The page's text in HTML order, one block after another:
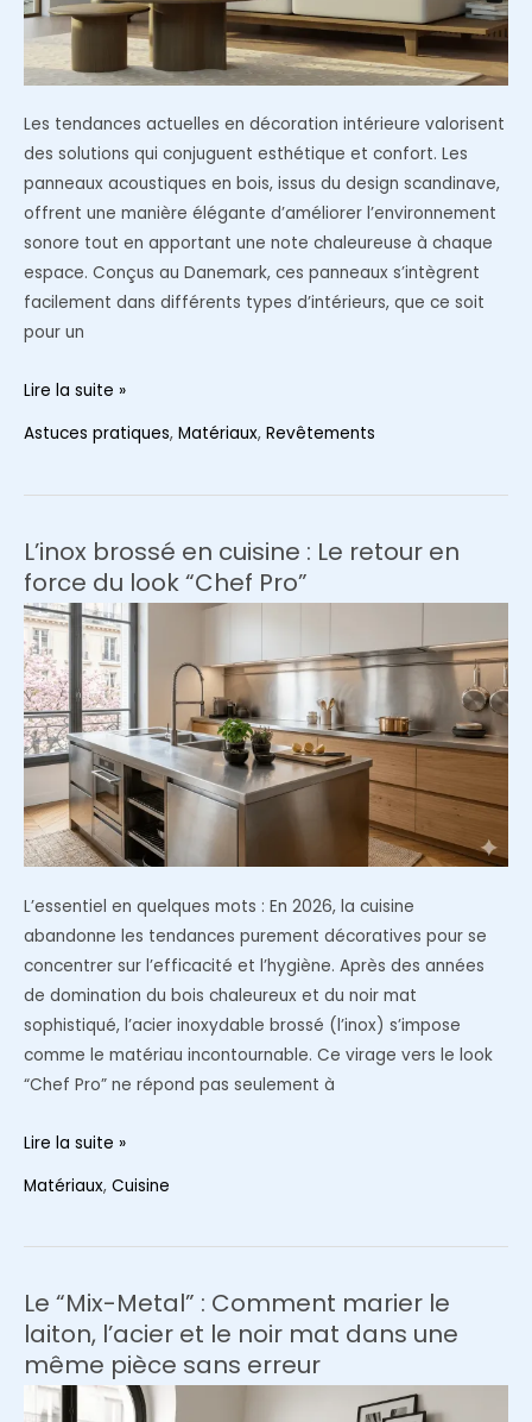
Les tendances actuelles en décoration intérieure valorisent
des solutions qui conjuguent esthétique et confort. Les
panneaux acoustiques en bois, issus du design scandinave,
offrent une manière élégante d’améliorer l’environnement
sonore tout en apportant une note chaleureuse à chaque
espace. Conçus au Danemark, ces panneaux s’intègrent
facilement dans différents types d’intérieurs, que ce soit
pour un
Comment
panneaux
bois
transforment
la
décoration
intérieure
Lire la suite »
Astuces pratiques, Matériaux, Revêtements
L’inox brossé en cuisine : Le retour en
force du look “Chef Pro”
L’essentiel en quelques mots : En 2026, la cuisine
abandonne les tendances purement décoratives pour se
concentrer sur l’efficacité et l’hygiène. Après des années
de domination du bois chaleureux et du noir mat
sophistiqué, l’acier inoxydable brossé (l’inox) s’impose
comme le matériau incontournable. Ce virage vers le look
“Chef Pro” ne répond pas seulement à
L’inox
Le
retour
en
force
du
Lire la suite »
Matériaux, Cuisine
Le “Mix-Metal” : Comment marier le
laiton, l’acier et le noir mat dans une
même pièce sans erreur